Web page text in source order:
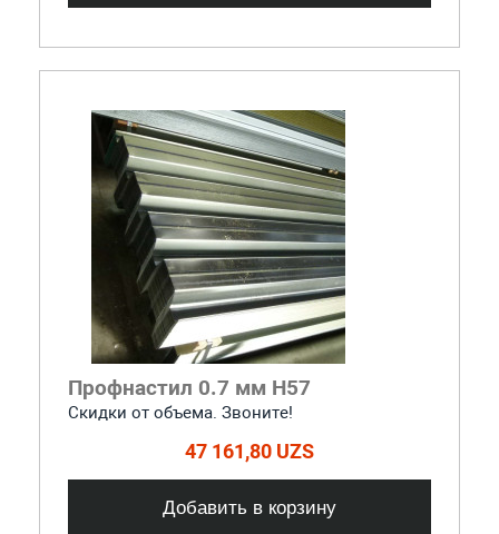
Профнастил 0.7 мм Н57
Скидки от объема. Звоните!
47 161,80 UZS
Добавить в корзину